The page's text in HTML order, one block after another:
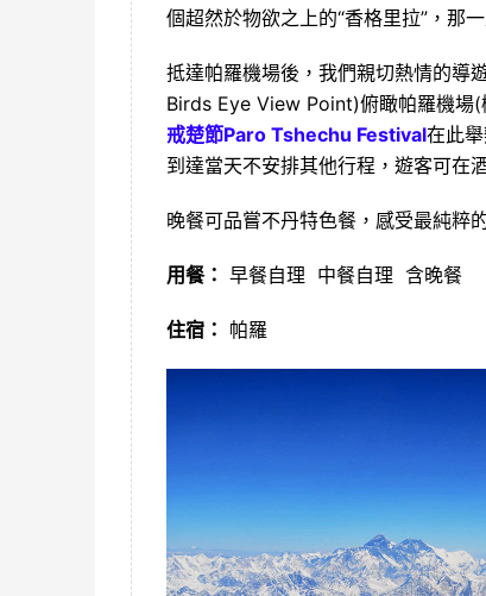
個超然於物欲之上的“香格里拉”，那
抵達帕羅機場後，我們親切熱情的導
Birds Eye View Point)俯瞰帕羅機場
戒楚節Paro Tshechu Festival在此
到達當天不安排其他行程，遊客可在
晚餐可品嘗不丹特色餐，感受最純粹
用餐： 早餐自理 中餐自理 含晚餐
住宿： 帕羅